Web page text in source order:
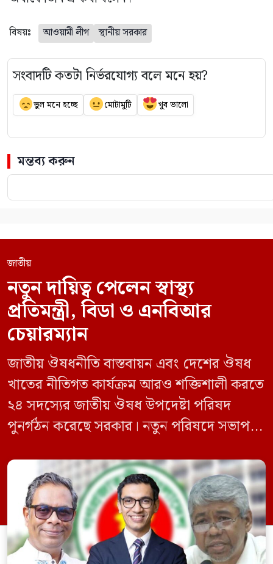
বিষয়ঃ আওয়ামী লীগ স্থানীয় সরকার
সংবাদটি কতটা নির্ভরযোগ্য বলে মনে হয়?
ভুল মনে হচ্ছে মোটামুটি খুব ভালো
মন্তব্য করুন
জাতীয়
নতুন দায়িত্ব পেলেন স্বাস্থ্য
প্রতিমন্ত্রী, বিডা ও এনবিআর
চেয়ারম্যান
জাতীয় ঔষধনীতি বাস্তবায়ন এবং দেশের ঔষধ
খাতের নীতিগত কার্যক্রম আরও শক্তিশালী করতে
২৪ সদস্যের জাতীয় ঔষধ উপদেষ্টা পরিষদ
পুনর্গঠন করেছে সরকার। নতুন পরিষদে সভাপতি
কল্যাণমন্ত্রী এবং সদস্য সচিব থাকবেন স্বাস্থ্য ও
পরিবার কল্যাণ মন্ত্রণালয়ের সচিব। একই সঙ্গে
স্বাস্থ্য প্রতিমন্ত্রী, বাংলাদেশ বিনিয়োগ উন্নয়ন
কর্তৃপক্ষ (বিডা)-এর নির্বাহী চেয়ারম্যান এবং
জাতীয় […]